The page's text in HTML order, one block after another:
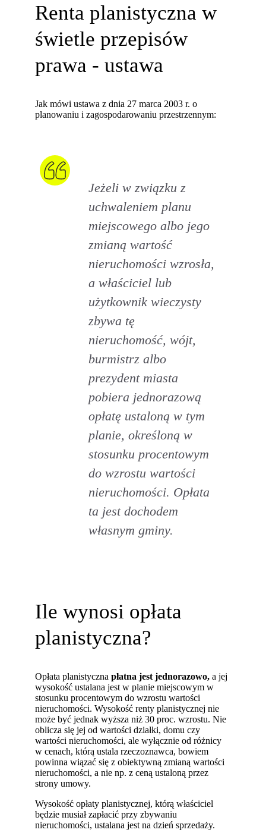
Renta planistyczna w
świetle przepisów
prawa - ustawa
Jak mówi ustawa z dnia 27 marca 2003 r. o
planowaniu i zagospodarowaniu przestrzennym:
Jeżeli w związku z
uchwaleniem planu
miejscowego albo jego
zmianą wartość
nieruchomości wzrosła,
a właściciel lub
użytkownik wieczysty
zbywa tę
nieruchomość, wójt,
burmistrz albo
prezydent miasta
pobiera jednorazową
opłatę ustaloną w tym
planie, określoną w
stosunku procentowym
do wzrostu wartości
nieruchomości. Opłata
ta jest dochodem
własnym gminy.
Ile wynosi opłata
planistyczna?
Opłata planistycznapłatna jest jednorazowo, a jej
wysokość ustalana jest w planie miejscowym w
stosunku procentowym do wzrostu wartości
nieruchomości. Wysokość renty planistycznej nie
może być jednak wyższa niż 30 proc. wzrostu. Nie
oblicza się jej od wartości działki, domu czy
wartości nieruchomości, ale wyłącznie od różnicy
w cenach, którą ustala rzeczoznawca, bowiem
powinna wiązać się z obiektywną zmianą wartości
nieruchomości, a nie np. z ceną ustaloną przez
strony umowy.
Wysokość opłaty planistycznej, którą właściciel
będzie musiał zapłacić przy zbywaniu
nieruchomości, ustalana jest na dzień sprzedaży.